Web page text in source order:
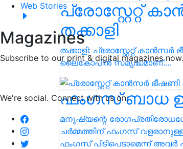
Web Stories
Magazines
Subscribe to our print & digital magazines now.
We're social. Connect with us on:
പ്രോസ്റ്റേറ്റ്
തക്കാളി
തക്കാളി: പ്രോസ്റ്റേറ്റ്
ലൈകോപീൻ സമൃദ്ധമാണ്.…
ഫംഗസ് ബാധ
മനുഷ്യന്റെ
ചര്‍മ്മത്തിന് ഫംഗസ്
ഫംഗസ് പിടിപെടാമെന്ന്